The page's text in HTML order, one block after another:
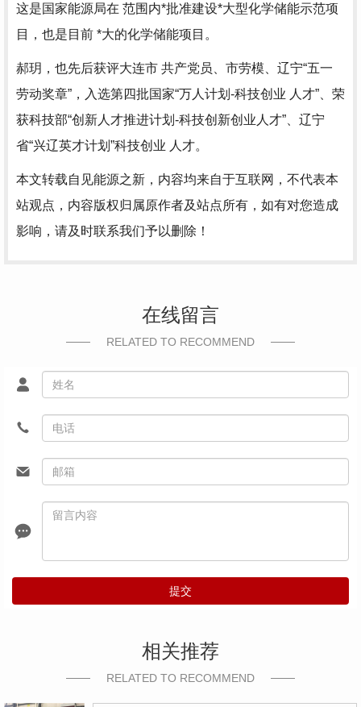
这是国家能源局在 范围内*批准建设*大型化学储能示范项
目，也是目前 *大的化学储能项目。
郝玥，也先后获评大连市 共产党员、市劳模、辽宁“五一
劳动奖章”，入选第四批国家“万人计划-科技创业 人才”、荣
获科技部“创新人才推进计划-科技创新创业人才”、辽宁
省“兴辽英才计划”科技创业 人才。
本文转载自见能源之新，内容均来自于互联网，不代表本
站观点，内容版权归属原作者及站点所有，如有对您造成
影响，请及时联系我们予以删除！
在线留言
RELATED TO RECOMMEND
提交
相关推荐
RELATED TO RECOMMEND